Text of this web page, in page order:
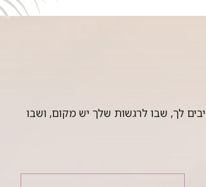
לך, שבו לרגשות שלך יש מקום, ושבו